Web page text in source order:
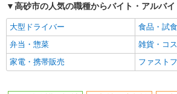
昇給あり
完全週休2
フルタイム歓迎
禁煙・分煙
駅直結・駅チカ
車通勤OK
バイク通勤OK
自転車通
高砂市の人気の職種からバイト・アルバ
大型ドライバー
食品・試
弁当・惣菜
雑貨・コ
家電・携帯販売
ファスト